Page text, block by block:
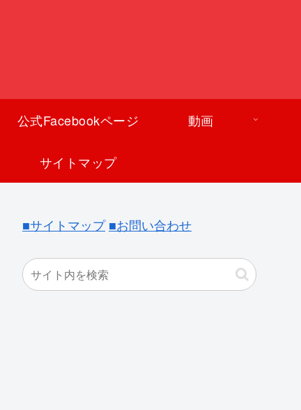
公式Facebookページ 動画
サイトマップ
■サイトマップ ■お問い合わせ